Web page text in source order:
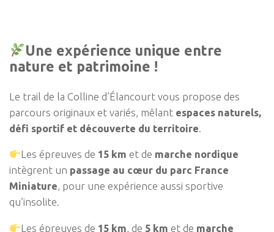
Une expérience unique entre
nature et patrimoine !
Le trail de la Colline d’Élancourt vous propose des
parcours originaux et variés, mêlant espaces naturels,
défi sportif et découverte du territoire
Les épreuves de 15 km et de marche nordique
intègrent un passage au cœur du parc France
Miniature, pour une expérience aussi sportive
qu’insolite.
Les épreuves de 15 km, de 5 km et de marche